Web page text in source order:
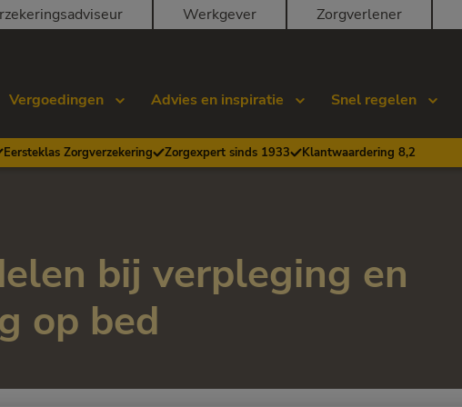
Werkgever Zorgverlener
Vergoedingen Advies en inspiratie Snel regelen
Eersteklas Zorgverzekering Zorgexpert sinds 1933 Klantwaardering 8,2
bij verpleging en
op bed